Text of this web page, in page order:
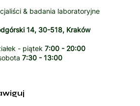
& badania laboratoryjne
14, 30-518, Kraków
- piątek 7:00 - 20:00
7:30 - 13:00